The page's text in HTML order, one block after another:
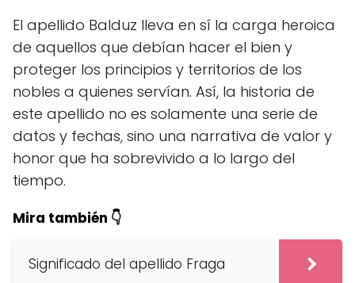
El apellido Balduz lleva en sí la carga heroica
de aquellos que debían hacer el bien y
proteger los principios y territorios de los
nobles a quienes servían. Así, la historia de
este apellido no es solamente una serie de
datos y fechas, sino una narrativa de valor y
honor que ha sobrevivido a lo largo del
tiempo.
Mira también 👇
Significado del apellido Fraga